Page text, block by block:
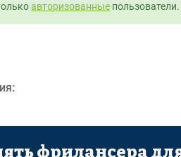
авторизованные пользователи.
фрилансера